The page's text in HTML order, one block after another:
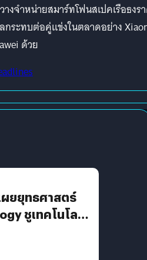
างจำหน่ายสมาร์ทโฟนสเปคเรือธงร
ระทบต่อคู่แข่งในตลาดอย่าง
ด้วย
ผยยุทธศาสตร์
ชูเทคโนโลยี